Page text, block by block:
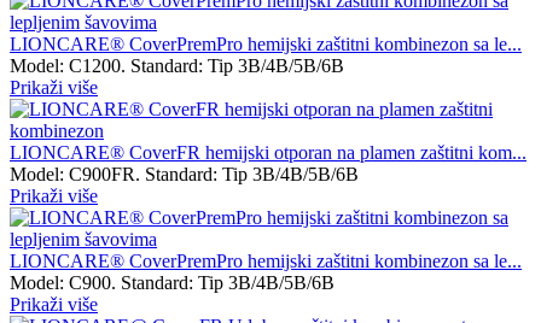
LIONCARE® CoverPremPro hemijski zaštitni kombinezon sa le...
Model: C1200. Standard: Tip 3B/4B/5B/6B
Prikaži više
LIONCARE® CoverFR hemijski otporan na plamen zaštitni kom...
Model: C900FR. Standard: Tip 3B/4B/5B/6B
Prikaži više
LIONCARE® CoverPremPro hemijski zaštitni kombinezon sa le...
Model: C900. Standard: Tip 3B/4B/5B/6B
Prikaži više